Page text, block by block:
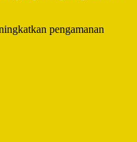
pengamanan